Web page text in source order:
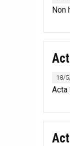
Non
18/
Acta